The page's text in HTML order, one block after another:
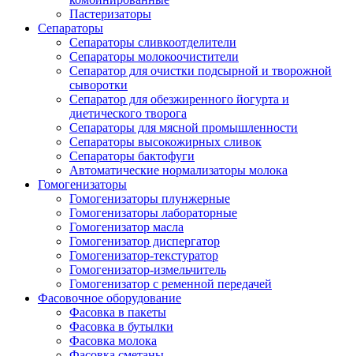
Пастеризаторы
Сепараторы
Сепараторы сливкоотделители
Сепараторы молокоочистители
Сепаратор для очистки подсырной и творожной
сыворотки
Сепаратор для обезжиренного йогурта и
диетического творога
Сепараторы для мясной промышленности
Сепараторы высокожирных сливок
Сепараторы бактофуги
Автоматические нормализаторы молока
Гомогенизаторы
Гомогенизаторы плунжерные
Гомогенизаторы лабораторные
Гомогенизатор масла
Гомогенизатор диспергатор
Гомогенизатор-текстуратор
Гомогенизатор-измельчитель
Гомогенизатор с ременной передачей
Фасовочное оборудование
Фасовка в пакеты
Фасовка в бутылки
Фасовка молока